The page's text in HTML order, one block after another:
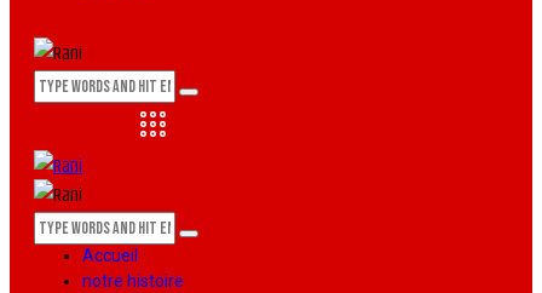
Accueil
notre histoire